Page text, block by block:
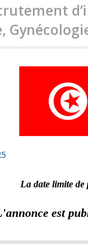
La date limite
est